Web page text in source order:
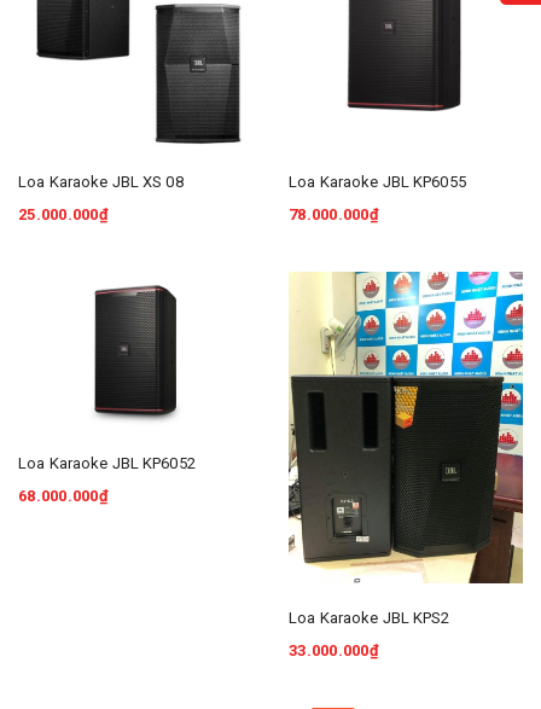
Loa Karaoke JBL XS 08
25.000.000₫
Loa Karaoke JBL KP6055
78.000.000₫
Loa Karaoke JBL KP6052
68.000.000₫
Loa Karaoke JBL KPS2
33.000.000₫